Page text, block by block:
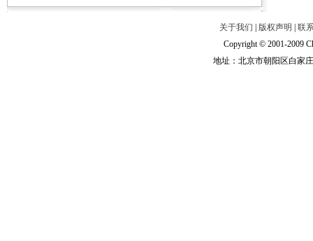
关于我们 版权声明
联
Copyright © 2001-2009
地址：北京市朝阳区白家